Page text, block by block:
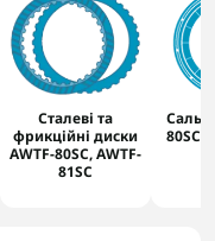
Сталеві та
фрикційні диски
AWTF-80SC, AWTF-
81SC
80SC,